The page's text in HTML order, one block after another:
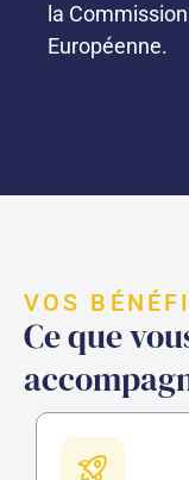
la Commission
Européenne.
VOS
Ce que